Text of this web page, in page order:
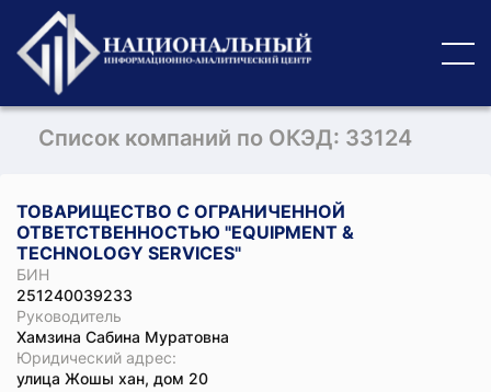
Список компаний по ОКЭД: 33124
ТОВАРИЩЕСТВО С ОГРАНИЧЕННОЙ
ОТВЕТСТВЕННОСТЬЮ "EQUIPMENT &
TECHNOLOGY SERVICES"
БИН
251240039233
Руководитель
Хамзина Сабина Муратовна
Юридический адрес:
улица Жошы хан, дом 20